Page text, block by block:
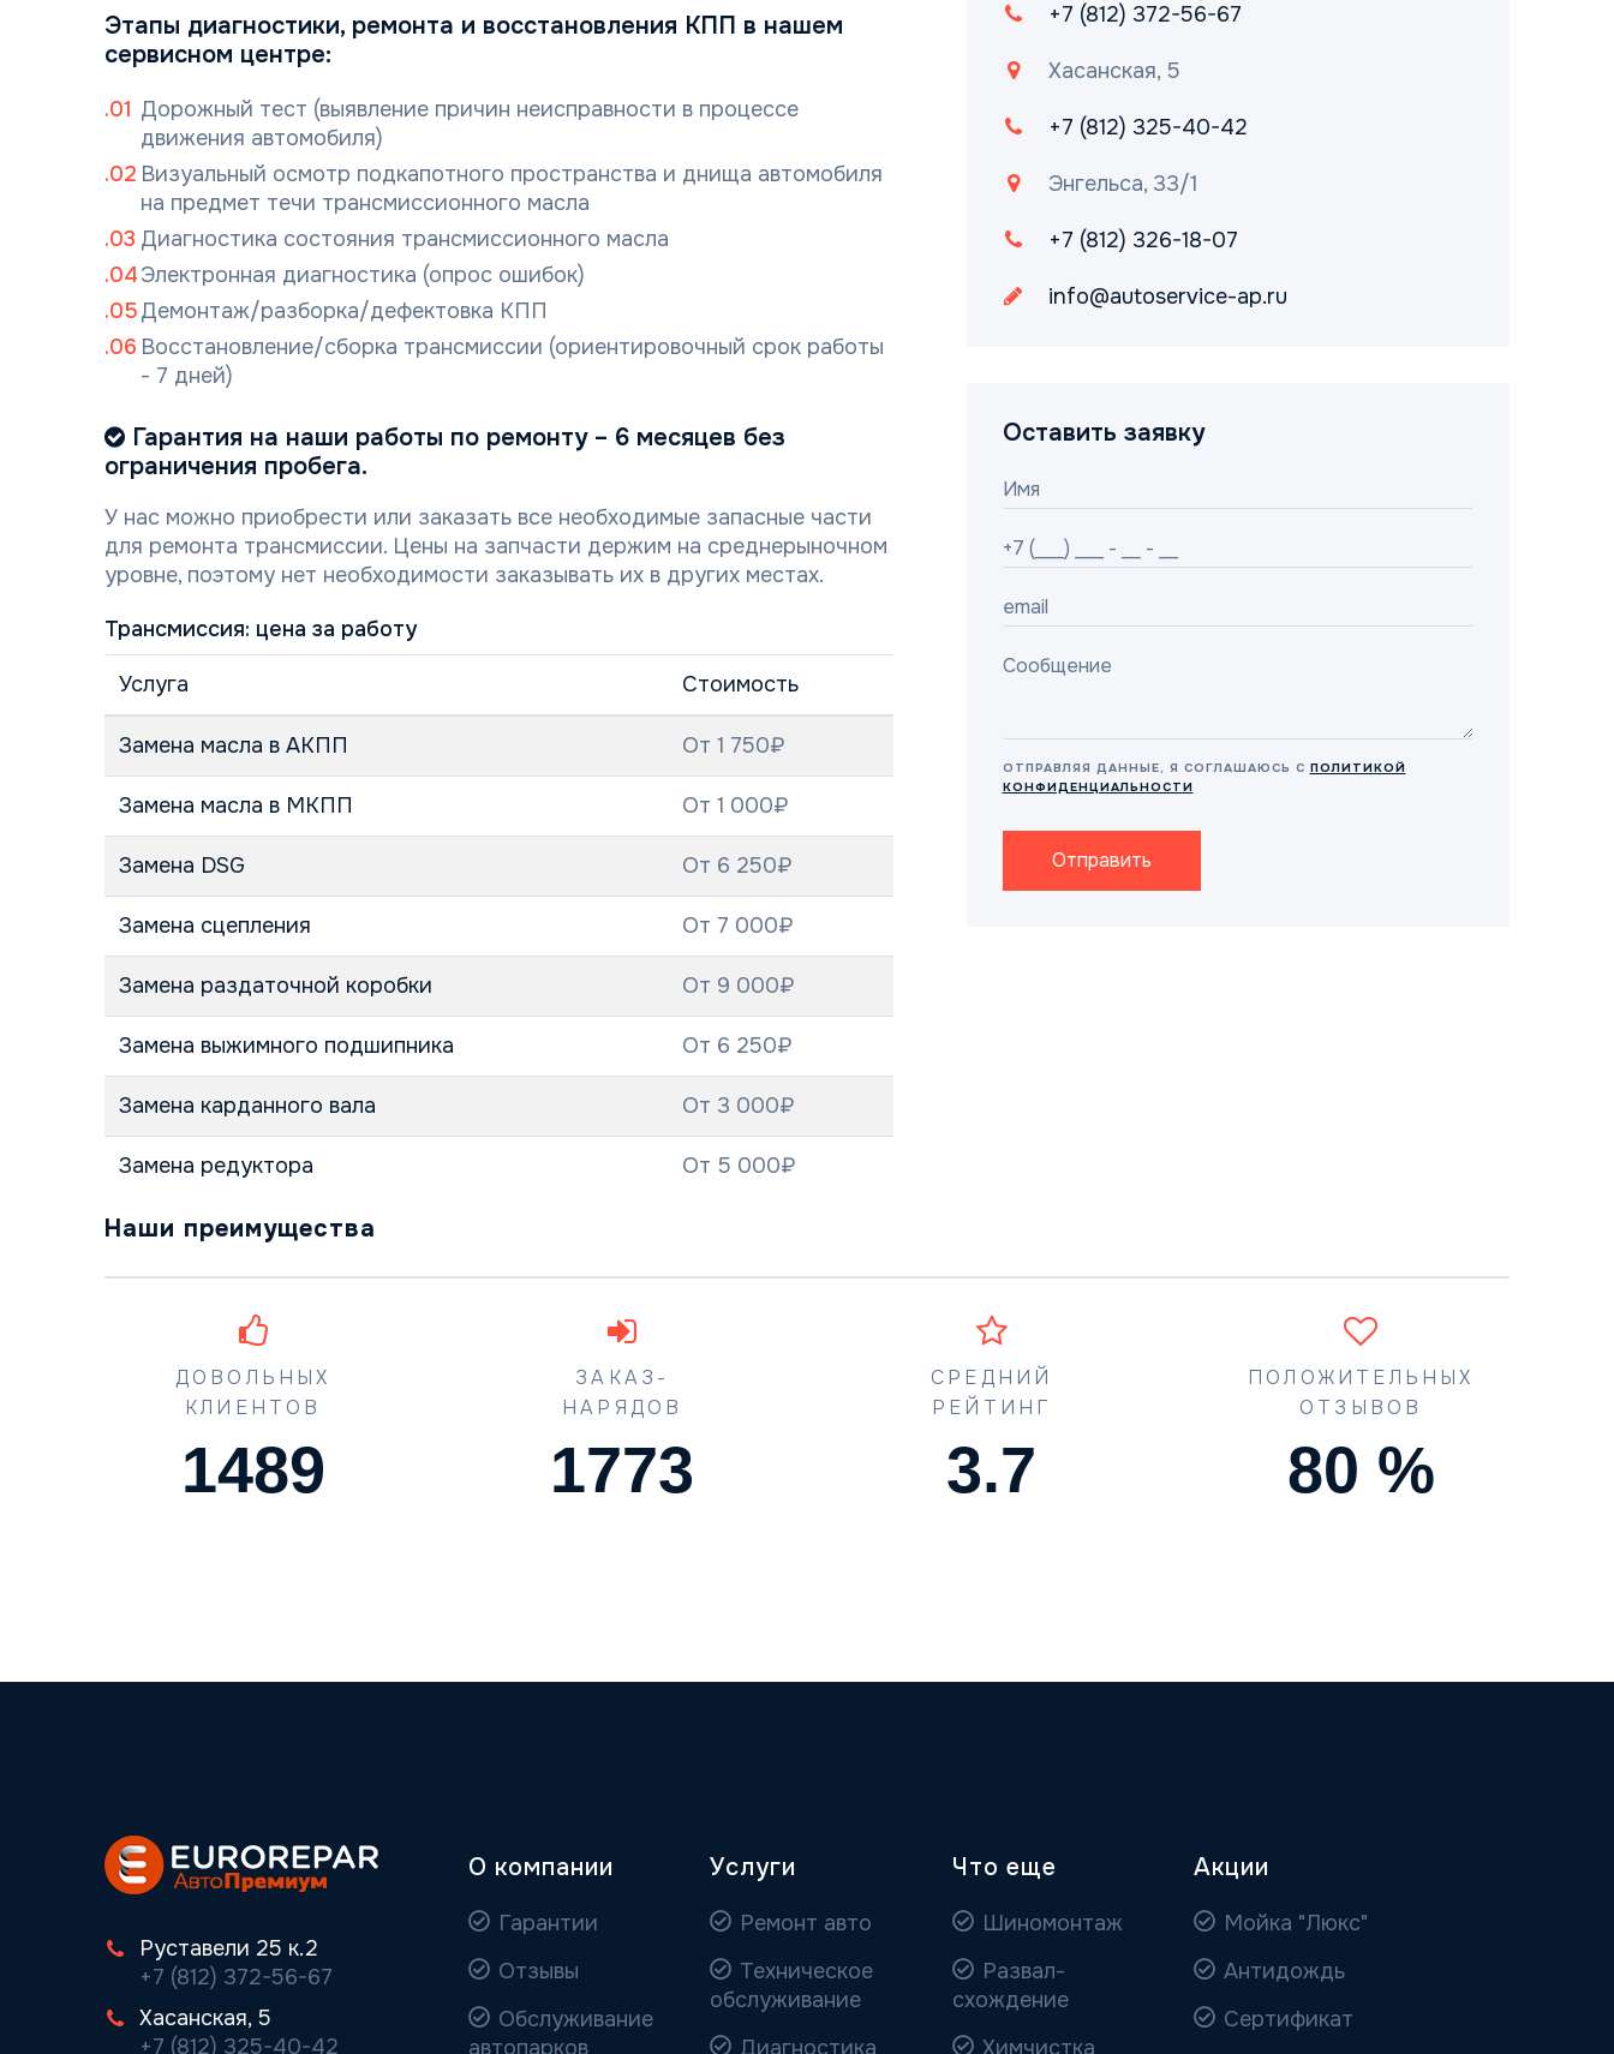
Этапы диагностики, ремонта и восстановления КПП в нашем
сервисном центре:
Дорожный тест (выявление причин неисправности в процессе
движения автомобиля)
Визуальный осмотр подкапотного пространства и днища автомобиля
на предмет течи трансмиссионного масла
Диагностика состояния трансмиссионного масла
Электронная диагностика (опрос ошибок)
Демонтаж/разборка/дефектовка КПП
Восстановление/сборка трансмиссии (ориентировочный срок работы
- 7 дней)
Гарантия на наши работы по ремонту – 6 месяцев без
ограничения пробега.
У нас можно приобрести или заказать все необходимые запасные части
для ремонта трансмиссии. Цены на запчасти держим на среднерыночном
уровне, поэтому нет необходимости заказывать их в других местах.
Трансмиссия: цена за работу
Услуга Стоимость
Замена масла в АКПП От 1 750₽
Замена масла в МКПП От 1 000₽
Замена DSG От 6 250₽
Замена сцепления От 7 000₽
Замена раздаточной коробки От 9 000₽
Замена выжимного подшипника От 6 250₽
Замена карданного вала От 3 000₽
Замена редуктора От 5 000₽
+7 (812) 372-56-67
Хасанская, 5
+7 (812) 325-40-42
Энгельса, 33/1
+7 (812) 326-18-07
info@autoservice-ap.ru
Оставить заявку
ОТПРАВЛЯЯ ДАННЫЕ, Я СОГЛАШАЮСЬ С ПОЛИТИКОЙ
КОНФИДЕНЦИАЛЬНОСТИ
Отправить
Наши преимущества
ДОВОЛЬНЫХ
КЛИЕНТОВ
1489
ЗАКАЗ-
НАРЯДОВ
1773
СРЕДНИЙ
РЕЙТИНГ
4.5
ПОЛОЖИТЕЛЬНЫХ
ОТЗЫВОВ
90 %
Руставели 25 к.2
+7 (812) 372-56-67
Хасанская, 5
+7 (812) 325-40-42
О компании
Гарантии
Отзывы
Обслуживание
автопарков
Услуги
Ремонт авто
Техническое
обслуживание
Диагностика
Что еще
Шиномонтаж
Развал-
схождение
Химчистка
Акции
Мойка "Люкс"
Антидождь
Сертификат